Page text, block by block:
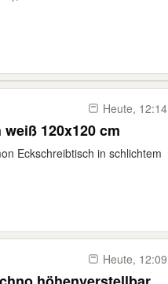
Heute, 12:14
120x120 cm
Eckschreibtisch in schlichtem
Heute, 12:09